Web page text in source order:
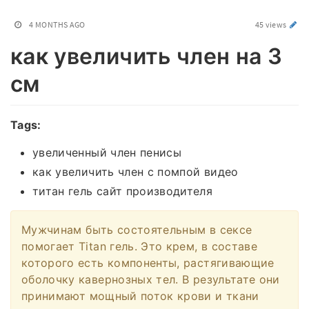
4 MONTHS AGO 45 views
как увеличить член на 3
см
Tags:
увеличенный член пенисы
как увеличить член с помпой видео
титан гель сайт производителя
Мужчинам быть состоятельным в сексе
помогает Titan гель. Это крем, в составе
которого есть компоненты, растягивающие
оболочку кавернозных тел. В результате они
принимают мощный поток крови и ткани